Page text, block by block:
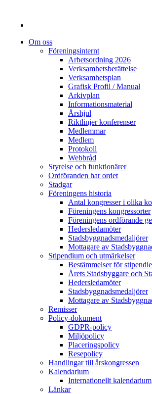
Om oss
Föreningsinternt
Arbetsordning 2026
Verksamhetsberättelse
Verksamhetsplan
Grafisk Profil / Manual
Arkivplan
Informationsmaterial
Årshjul
Riktlinjer konferenser
Medlemmar
Medlem
Protokoll
Webbråd
Styrelse och funktionärer
Ordföranden har ordet
Stadgar
Föreningens historia
Antal kongresser i olika
Föreningens kongressorter
Föreningens ordförande
Hedersledamöter
Stadsbyggnadsmedaljörer
Mottagare av
Stipendium och utmärkelser
Bestämmelser för
Årets Stadsbyggare och
Hedersledamöter
Stadsbyggnadsmedaljörer
Mottagare av
Remisser
Policy-dokument
GDPR-policy
Miljöpolicy
Placeringspolicy
Resepolicy
Handlingar till årskongressen
Kalendarium
Internationellt kalendarium
Länkar